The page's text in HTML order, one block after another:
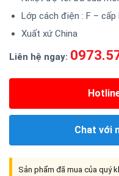
Lớp cách điện : F – cấp
Xuất xứ China
Liên hệ ngay:
Chat với
Sản phẩm đã mua của quý